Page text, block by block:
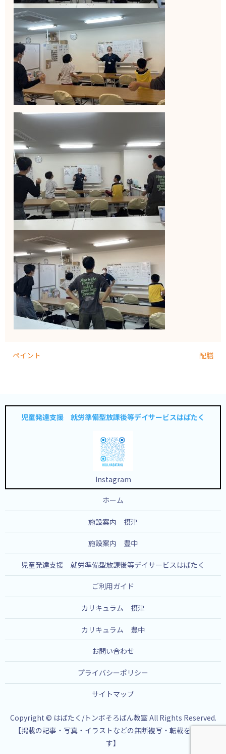
ペイント 配膳
児童発達支援 就労準備型放課後等デイサービスはばたく
Instagram
ホーム
施設案内 摂津
施設案内 豊中
児童発達支援 就労準備型放課後等デイサービスはばたく
ご利用ガイド
カリキュラム 摂津
カリキュラム 豊中
お問い合わせ
プライバシーポリシー
サイトマップ
Copyright © はばたく/トンボそろばん教室 All Rights Reserved.
【掲載の記事・写真・イラストなどの無断複写・転載を禁じま
す】